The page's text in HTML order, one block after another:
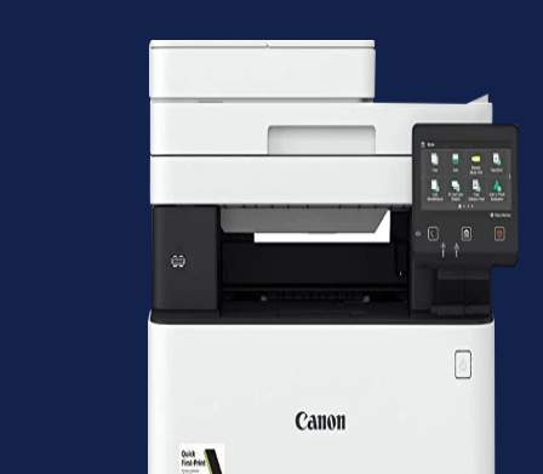
bir noktana ulaşma kolaylığını bizimle yaşarsınız.
Tanklı Yazıcılarda Canon Orijinal Mürekkep Kullanmanın
Canon şişe mürekkepürünleri, damlatma ve taşma
riskini azaltan özel şişe tasarımlarıyla sunulmaktadır.
Tasarımı sayesinde temiz ve pratik dolum imkânı sunar.
Sitemizde hem siyah hem de renkli mürekkep
seçeneklerine ulaşabilirsiniz.Canon GI-490 siyahürün
iyah baskılarda netlik ve yoğunluk sunar.
Çünkü kaliteli yapısı sayesinde mürekkep kağıda eşit
şekilde dağılır. Belgelerinizde netlikten ödün vermemek
için sitemizden orijinal siyah mürekkepleri tercih
Canon GI-490
Canon GI-490 sarı
Tanklı yazıcılarda yaygın olarak kullanılan
, yüksek sayfa verimliliği sayesinde